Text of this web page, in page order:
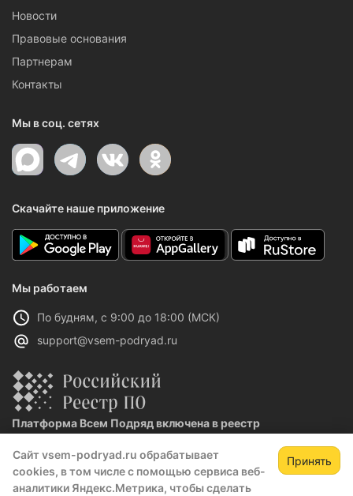
Сайт vsem-podryad.ru обрабатывает
cookies, в том числе с помощью сервиса веб-
аналитики Яндекс.Метрика, чтобы сделать
Принять
Зарегистрируйтесь,
Новости
Правовые основания
Партнерам
Контакты
Мы в соц. сетях
Скачайте наше приложение
Мы работаем
По будням, с 9:00 до 18:00 (МСК)
support@vsem-podryad.ru
Платформа Всем Подряд включена в реестр
Реестровая запись №32021 от 06.02.2026